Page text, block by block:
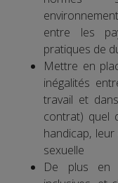
entre les
pratiques de
Mettre en
inégalités
travail et
contrat) quel
handicap,
sexuelle
De plus en